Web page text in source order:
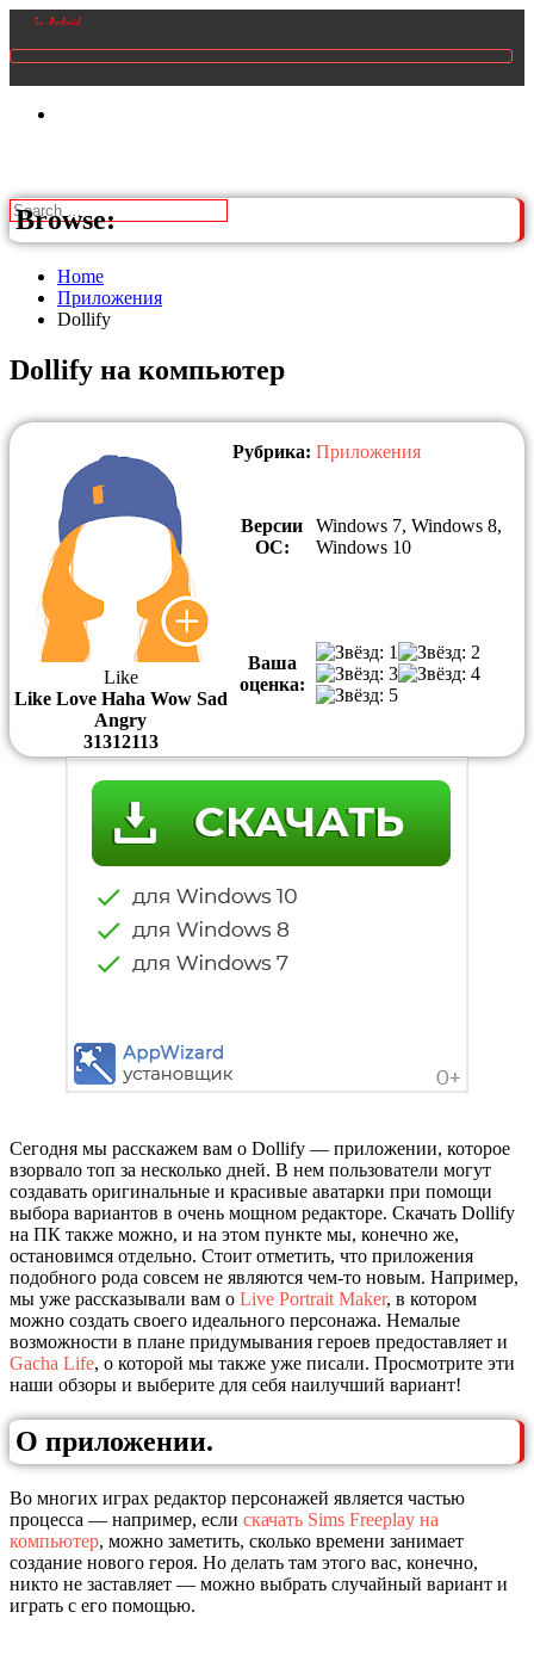
Browse:
Home
Приложения
Dollify
Dollify на компьютер
Like
Like Love Haha Wow Sad
Angry
31312113
Рубрика: Приложения
Версии
ОС:
Windows 7, Windows 8,
Windows 10
Ваша
оценка:
Сегодня мы расскажем вам о Dollify — приложении, которое
взорвало топ за несколько дней. В нем пользователи могут
создавать оригинальные и красивые аватарки при помощи
выбора вариантов в очень мощном редакторе. Скачать Dollify
на ПК также можно, и на этом пункте мы, конечно же,
остановимся отдельно. Стоит отметить, что приложения
подобного рода совсем не являются чем-то новым. Например,
мы уже рассказывали вам о Live Portrait Maker, в котором
можно создать своего идеального персонажа. Немалые
возможности в плане придумывания героев предоставляет и
Gacha Life, о которой мы также уже писали. Просмотрите эти
наши обзоры и выберите для себя наилучший вариант!
О приложении.
Во многих играх редактор персонажей является частью
процесса — например, если скачать Sims Freeplay на
компьютер, можно заметить, сколько времени занимает
создание нового героя. Но делать там этого вас, конечно,
никто не заставляет — можно выбрать случайный вариант и
играть с его помощью.